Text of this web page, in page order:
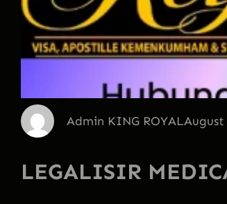
Admin KING ROYALAugust
LEGALISIR